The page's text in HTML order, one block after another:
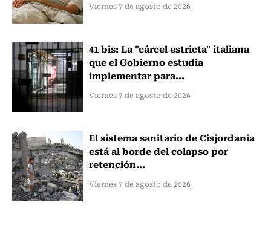
Viernes 7 de agosto de 2026
41 bis: La "cárcel estricta" italiana
que el Gobierno estudia
implementar para...
Viernes 7 de agosto de 2026
El sistema sanitario de Cisjordania
está al borde del colapso por
retención...
Viernes 7 de agosto de 2026